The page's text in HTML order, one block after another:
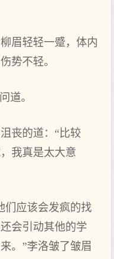
眉轻轻一蹙，体内
势不轻。
道。
丧的道：“比较
我真是太大意
们应该会发疯的找
会引动其他的学
。”李洛皱了皱眉